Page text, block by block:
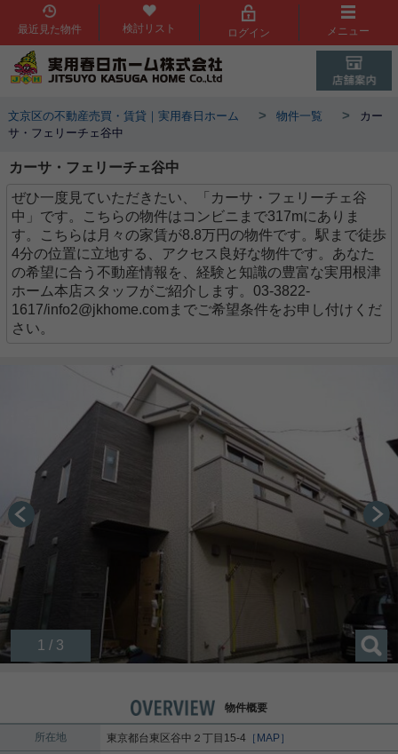
最近見た物件 検討リスト ログイン メニュー
文京区の不動産売買・賃貸｜実用春日ホーム > 物件一覧 >
カー
サ・フェリーチェ谷中
カーサ・フェリーチェ谷中
ぜひ一度見ていただきたい、「カーサ・フェリーチェ谷
中」です。こちらの物件はコンビニまで317mにありま
す。こちらは月々の家賃が8.8万円の物件です。駅まで徒歩
4分の位置に立地する、アクセス良好な物件です。あなた
の希望に合う不動産情報を、経験と知識の豊富な実用根津
ホーム本店スタッフがご紹介します。03-3822-
1617/info2@jkhome.comまでご希望条件をお申し付けくだ
さい。
1 / 3
物件概要
所在地 東京都台東区谷中 ２丁目15-4 ［MAP］